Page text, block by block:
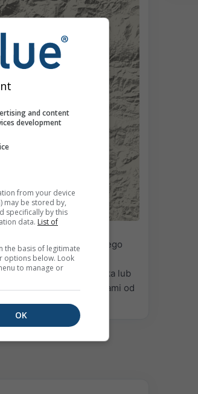
Grad
opadówdla wybranego
wyładowania
i Australii). Mżawka lub
jest oznaczona kolorami od
and content
development
from your device
may be stored by,
specifically by this
data. List of
the basis of legitimate
options below. Look
to manage or
OK